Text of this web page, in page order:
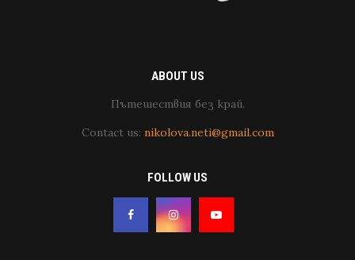
ABOUT US
Пътешествия без край.
Contact us: nikolova.neti@gmail.com
FOLLOW US